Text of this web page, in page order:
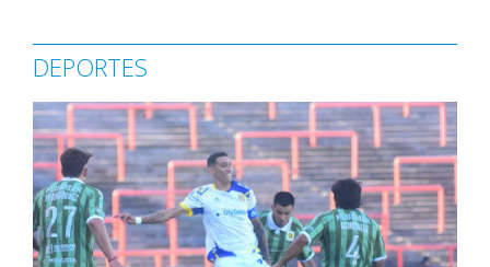
DEPORTES